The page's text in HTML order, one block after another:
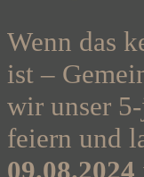
Wenn das
ist –
wir unser
feiern und
09.08.2024